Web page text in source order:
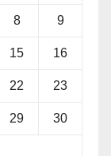
8 9
15 16
22 23
29 30